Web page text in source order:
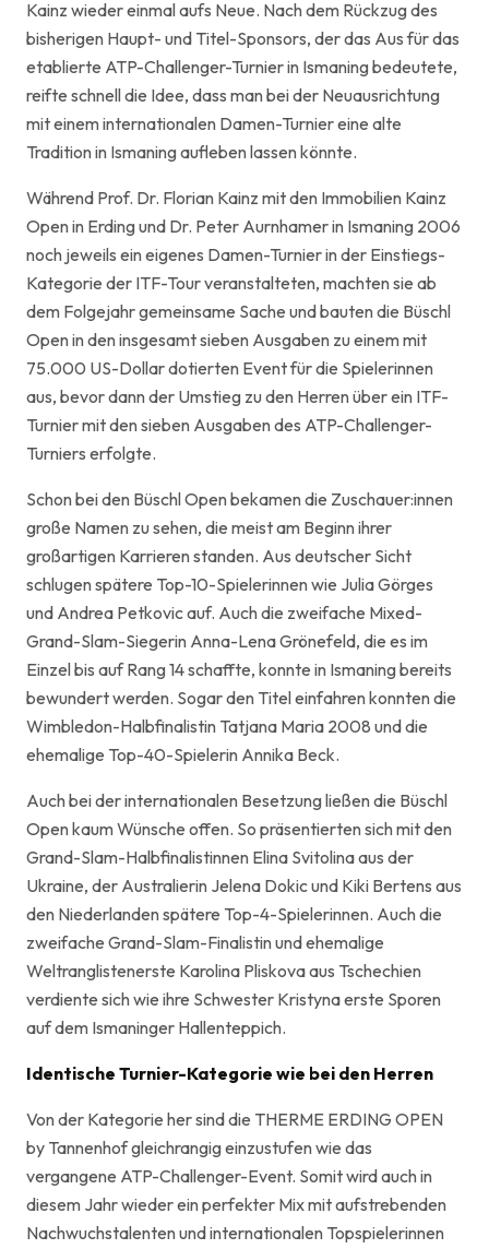
Kainz wieder einmal aufs Neue. Nach dem Rückzug des
bisherigen Haupt- und Titel-Sponsors, der das Aus für das
etablierte ATP-Challenger-Turnier in Ismaning bedeutete,
reifte schnell die Idee, dass man bei der Neuausrichtung
mit einem internationalen Damen-Turnier eine alte
Tradition in Ismaning aufleben lassen könnte.
Während Prof. Dr. Florian Kainz mit den Immobilien Kainz
Open in Erding und Dr. Peter Aurnhamer in Ismaning 2006
noch jeweils ein eigenes Damen-Turnier in der Einstiegs-
Kategorie der ITF-Tour veranstalteten, machten sie ab
dem Folgejahr gemeinsame Sache und bauten die Büschl
Open in den insgesamt sieben Ausgaben zu einem mit
75.000 US-Dollar dotierten Event für die Spielerinnen
aus, bevor dann der Umstieg zu den Herren über ein ITF-
Turnier mit den sieben Ausgaben des ATP-Challenger-
Turniers erfolgte.
Schon bei den Büschl Open bekamen die Zuschauer:innen
große Namen zu sehen, die meist am Beginn ihrer
großartigen Karrieren standen. Aus deutscher Sicht
schlugen spätere Top-10-Spielerinnen wie Julia Görges
und Andrea Petkovic auf. Auch die zweifache Mixed-
Grand-Slam-Siegerin Anna-Lena Grönefeld, die es im
Einzel bis auf Rang 14 schaffte, konnte in Ismaning bereits
bewundert werden. Sogar den Titel einfahren konnten die
Wimbledon-Halbfinalistin Tatjana Maria 2008 und die
ehemalige Top-40-Spielerin Annika Beck.
Auch bei der internationalen Besetzung ließen die Büschl
Open kaum Wünsche offen. So präsentierten sich mit den
Grand-Slam-Halbfinalistinnen Elina Svitolina aus der
Ukraine, der Australierin Jelena Dokic und Kiki Bertens aus
den Niederlanden spätere Top-4-Spielerinnen. Auch die
zweifache Grand-Slam-Finalistin und ehemalige
Weltranglistenerste Karolina Pliskova aus Tschechien
verdiente sich wie ihre Schwester Kristyna erste Sporen
auf dem Ismaninger Hallenteppich.
Identische Turnier-Kategorie wie bei den Herren
Von der Kategorie her sind die THERME ERDING OPEN
by Tannenhof gleichrangig einzustufen wie das
vergangene ATP-Challenger-Event. Somit wird auch in
diesem Jahr wieder ein perfekter Mix mit aufstrebenden
Nachwuchstalenten und internationalen Topspielerinnen